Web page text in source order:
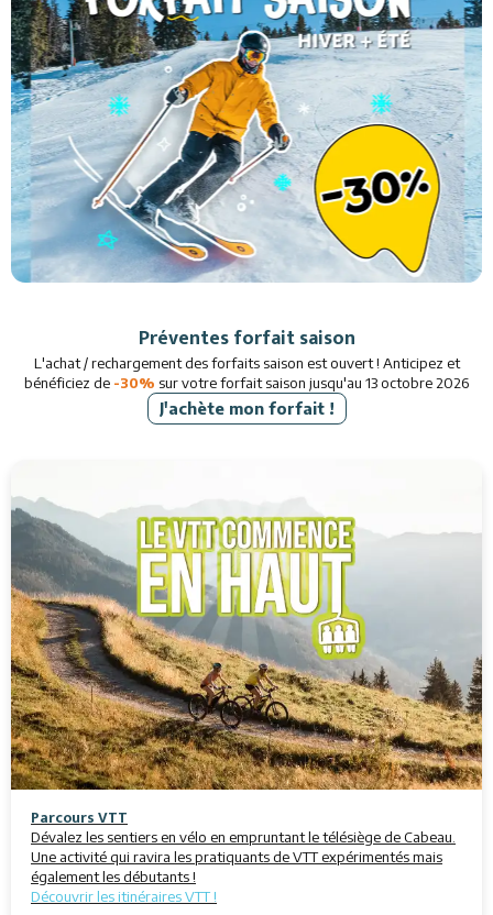
Activités
Restaurants
Services
Animations
Préventes forfait saison
L'achat / rechargement des forfaits saison est ouvert ! Anticipez et
bénéficiez de -30% sur votre forfait saison jusqu'au 13 octobre 2026
J'achète mon forfait !
Parcours VTT
Dévalez les sentiers en vélo en empruntant le télésiège de Cabeau.
Une activité qui ravira les pratiquants de VTT expérimentés mais
également les débutants !
Découvrir les itinéraires VTT !